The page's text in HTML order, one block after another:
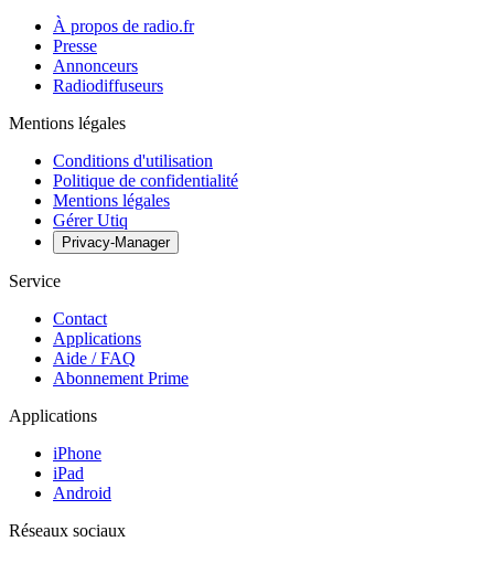
À propos de radio.fr
Presse
Annonceurs
Radiodiffuseurs
Mentions légales
Conditions d'utilisation
Politique de confidentialité
Mentions légales
Gérer Utiq
Privacy-Manager
Service
Contact
Applications
Aide / FAQ
Abonnement Prime
Applications
iPhone
iPad
Android
Réseaux sociaux